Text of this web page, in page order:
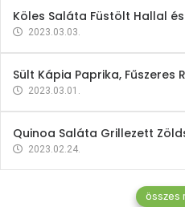
Köles Saláta Füstölt Hallal
2023.03.03.
Sült Kápia Paprika, Fűszeres
2023.03.01.
Quinoa Saláta Grillezett
2023.02.24.
összes
Gyógynövények